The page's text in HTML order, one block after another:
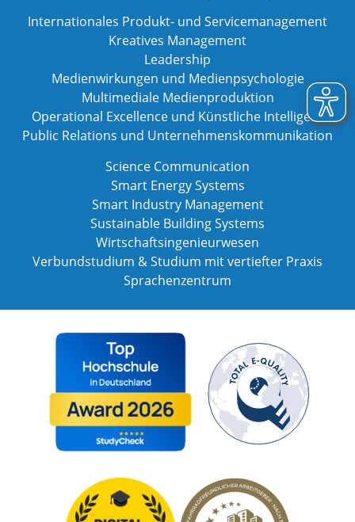
Internationales Produkt- und Servicemanagement
Kreatives Management
Leadership
Medienwirkungen und Medienpsychologie
Multimediale Medienproduktion
Operational Excellence und Künstliche Intelligenz
Public Relations und Unternehmenskommunikation
Science Communication
Smart Energy Systems
Smart Industry Management
Sustainable Building Systems
Wirtschaftsingenieurwesen
Verbundstudium & Studium mit vertiefter Praxis
Sprachenzentrum